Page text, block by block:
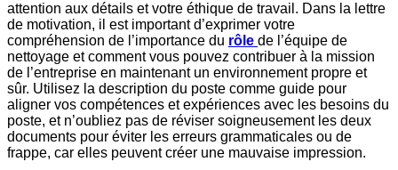
attention aux détails et votre éthique de travail. Dans la lettre
de motivation, il est important d’exprimer votre
compréhension de l’importance du rôle de l’équipe de
nettoyage et comment vous pouvez contribuer à la mission
de l’entreprise en maintenant un environnement propre et
sûr. Utilisez la description du poste comme guide pour
aligner vos compétences et expériences avec les besoins du
poste, et n’oubliez pas de réviser soigneusement les deux
documents pour éviter les erreurs grammaticales ou de
frappe, car elles peuvent créer une mauvaise impression.